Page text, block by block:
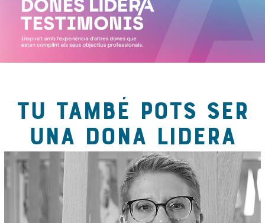
TU TAMBÉ POTS SER
UNA DONA LIDERA